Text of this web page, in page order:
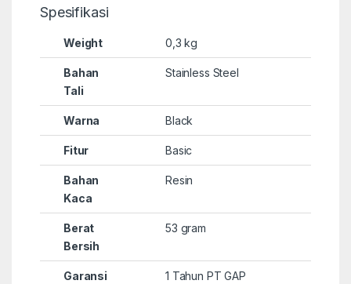
Spesifikasi
Weight 0,3 kg
Bahan
Tali
Stainless Steel
Warna Black
Fitur Basic
Bahan
Kaca
Resin
Berat
Bersih
53 gram
Garansi
1 Tahun PT GAP